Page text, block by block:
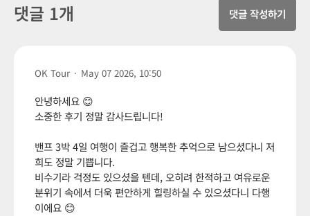
댓글 1개 댓글 작성하기
OK Tour · May 07 2026, 10:50
안녕하세요 😊
소중한 후기 정말 감사드립니다!
밴프 3박 4일 여행이 즐겁고 행복한 추억으로 남으셨다니 저
희도 정말 기쁩니다.
비수기라 걱정도 있으셨을 텐데, 오히려 한적하고 여유로운
분위기 속에서 더욱 편안하게 힐링하실 수 있으셨다니 다행
이에요 😊